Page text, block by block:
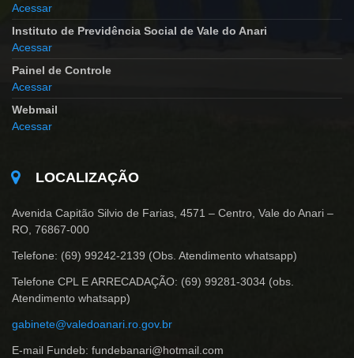
Acessar
Instituto de Previdência Social de Vale do Anari
Acessar
Painel de Controle
Acessar
Webmail
Acessar
LOCALIZAÇÃO
Avenida Capitão Silvio de Farias, 4571 – Centro, Vale do Anari –
RO, 76867-000
Telefone: (69) 99242-2139 (Obs. Atendimento whatsapp)
Telefone CPL E ARRECADAÇÃO: (69) 99281-3034 (obs.
Atendimento whatsapp)
gabinete@valedoanari.ro.gov.br
E-mail Fundeb: fundebanari@hotmail.com